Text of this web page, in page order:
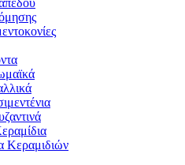
Κεραμιδιών